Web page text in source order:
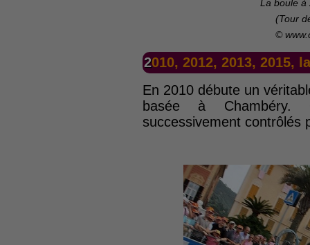
La boule à
(Tour
©
2010, 2012, 2013, 2015,
En 2010 débute un
basée à
successivement contrôlés